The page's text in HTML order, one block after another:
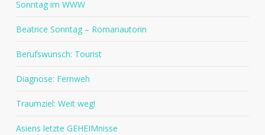
Sonntag im WWW
Beatrice Sonntag – Romanautorin
Berufswunsch: Tourist
Diagnose: Fernweh
Traumziel: Weit weg!
Asiens letzte GEHEIMnisse